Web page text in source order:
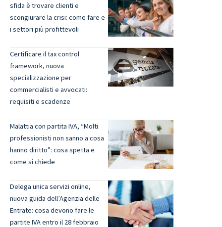
sfida è trovare clienti e
scongiurare la crisi: come fare e
i settori più profittevoli
Certificare il tax control
framework, nuova
specializzazione per
commercialisti e avvocati:
requisiti e scadenze
Malattia con partita IVA, “Molti
professionisti non sanno a cosa
hanno diritto”: cosa spetta e
come si chiede
Delega unica servizi online,
nuova guida dell’Agenzia delle
Entrate: cosa devono fare le
partite IVA entro il 28 febbraio